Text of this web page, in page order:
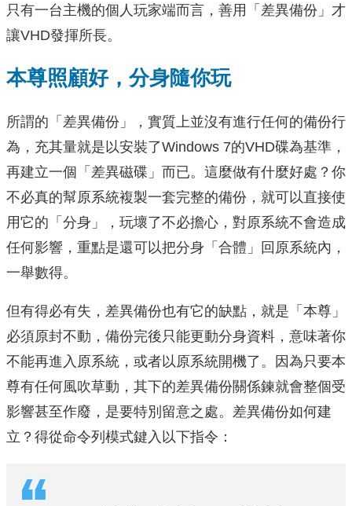
只有一台主機的個人玩家端而言，善用「差異備份」才
讓VHD發揮所長。
本尊照顧好，分身隨你玩
所謂的「差異備份」，實質上並沒有進行任何的備份行
為，充其量就是以安裝了Windows 7的VHD碟為基準，
再建立一個「差異磁碟」而已。這麼做有什麼好處？你
不必真的幫原系統複製一套完整的備份，就可以直接使
用它的「分身」，玩壞了不必擔心，對原系統不會造成
任何影響，重點是還可以把分身「合體」回原系統內，
一舉數得。
但有得必有失，差異備份也有它的缺點，就是「本尊」
必須原封不動，備份完後只能更動分身資料，意味著你
不能再進入原系統，或者以原系統開機了。因為只要本
尊有任何風吹草動，其下的差異備份關係鍊就會整個受
影響甚至作廢，是要特別留意之處。差異備份如何建
立？得從命令列模式鍵入以下指令：